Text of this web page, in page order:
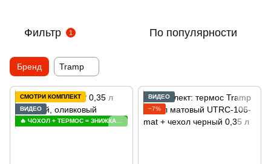
Фильтр 1 По популярности
Бренд Tramp
СМОТРИ КОМПЛЕКТ
ВИДЕО
ВИДЕО
−7%